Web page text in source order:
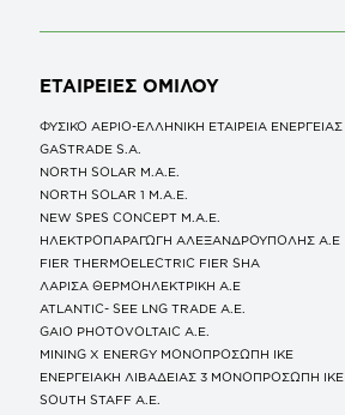
ΕΤΑΙΡΕΙΕΣ ΟΜΙΛΟΥ
ΦΥΣΙΚΟ ΑΕΡΙΟ-ΕΛΛΗΝΙΚΗ ΕΤΑΙΡΕΙΑ ΕΝΕΡΓΕΙΑΣ
GASTRADE S.A.
NORTH SOLAR M.Α.Ε.
NORTH SOLAR 1 M.Α.Ε.
NEW SPES CONCEPT Μ.Α.Ε.
ΗΛΕΚΤΡΟΠΑΡΑΓΩΓΗ ΑΛΕΞΑΝΔΡΟΥΠΟΛΗΣ A.E
FIER THERMOELECTRIC FIER SHA
ΛΑΡΙΣΑ ΘΕΡΜΟΗΛΕΚΤΡΙΚΗ A.E
ATLANTIC- SEE LNG TRADE A.E.
GAIO PHOTOVOLTAIC Α.Ε.
MINING X ENERGY ΜΟΝΟΠΡΟΣΩΠΗ ΙΚΕ
ΕΝΕΡΓΕΙΑΚΗ ΛΙΒΑΔΕΙΑΣ 3 ΜΟΝΟΠΡΟΣΩΠΗ ΙΚΕ
SOUTH STAFF Α.Ε.